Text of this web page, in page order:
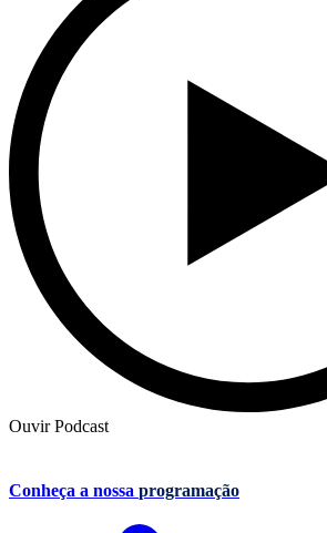
Ouvir Podcast
Conheça a nossa programação